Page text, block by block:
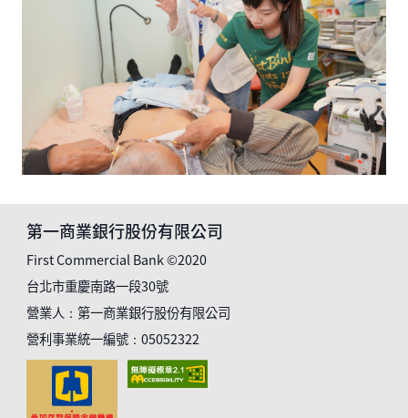
第一商業銀行股份有限公司
First Commercial Bank ©2020
台北市重慶南路一段30號
營業人：第一商業銀行股份有限公司
營利事業統一編號：05052322